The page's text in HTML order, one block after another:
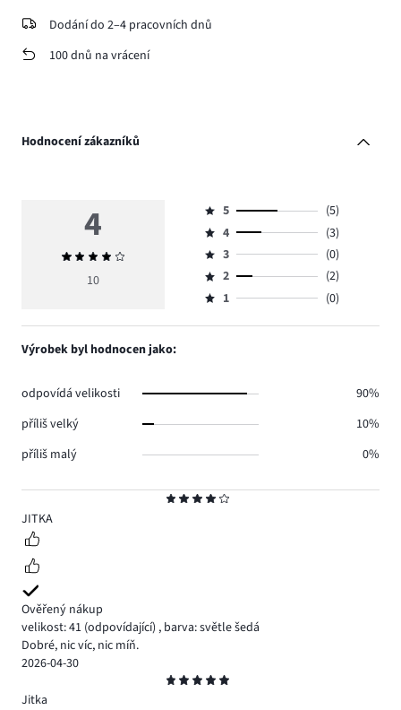
Dodání do 2–4 pracovních dnů
100 dnů na vrácení
Hodnocení zákazníků
4
JITKA
Ověřený nákup
velikost: 41 (odpovídající) , barva: světle šedá
Dobré, nic víc, nic míň.
2026-04-30
5
Jitka
4
Průměrné
hodnocení
10
Hodnocení
5,
počet
hlasů
5.
5
(5)
Hodnocení
4,
počet
hlasů
4
(3)
Hodnocení
3,
počet
3
(0)
Hodnocení
2,
2
(2)
Hodnocení
1,
1 (0)
Výrobek byl hodnocen jako:
odpovídá velikosti
90%
příliš velký
10%
příliš malý
0%